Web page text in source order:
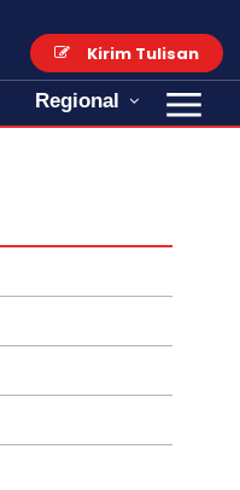
Kirim Tulisan
Regional